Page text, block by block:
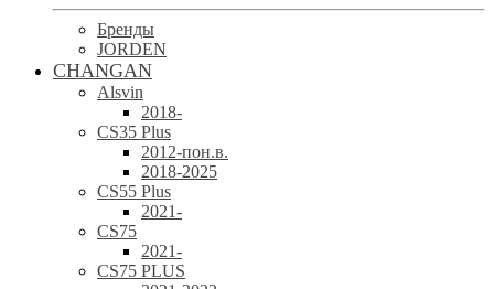
Бренды
JORDEN
CHANGAN
Alsvin
2018-
CS35 Plus
2012-пон.в.
2018-2025
CS55 Plus
2021-
CS75
2021-
CS75 PLUS